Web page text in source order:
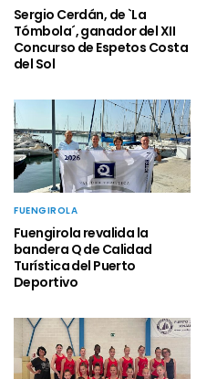
Sergio Cerdán, de `La
Tómbola´, ganador del XII
Concurso de Espetos Costa
del Sol
FUENGIROLA
Fuengirola revalida la
bandera Q de Calidad
Turística del Puerto
Deportivo